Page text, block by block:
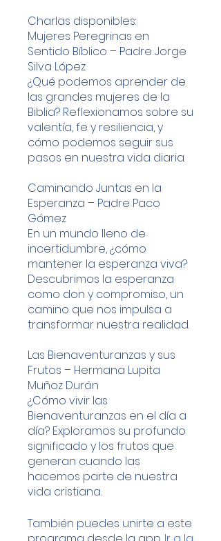
Charlas disponibles:
Mujeres Peregrinas en
Sentido Bíblico – Padre Jorge
Silva López
¿Qué podemos aprender de
las grandes mujeres de la
Biblia? Reflexionamos sobre su
valentía, fe y resiliencia, y
cómo podemos seguir sus
pasos en nuestra vida diaria.
Caminando Juntas en la
Esperanza – Padre Paco
Gómez
En un mundo lleno de
incertidumbre, ¿cómo
mantener la esperanza viva?
Descubrimos la esperanza
como don y compromiso, un
camino que nos impulsa a
transformar nuestra realidad.
Las Bienaventuranzas y sus
Frutos – Hermana Lupita
Muñoz Durán
¿Cómo vivir las
Bienaventuranzas en el día a
día? Exploramos su profundo
significado y los frutos que
generan cuando las
hacemos parte de nuestra
vida cristiana.
También puedes unirte a este